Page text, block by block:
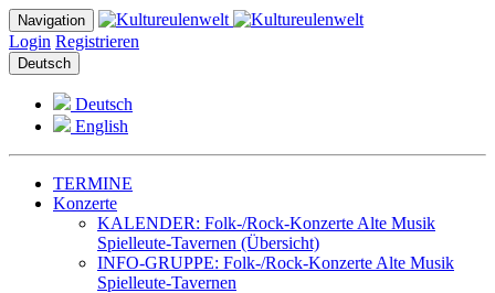
Navigation
Login Registrieren
Deutsch
Deutsch
English
TERMINE
Konzerte
KALENDER: Folk-/Rock-Konzerte Alte Musik
Spielleute-Tavernen (Übersicht)
INFO-GRUPPE: Folk-/Rock-Konzerte Alte Musik
Spielleute-Tavernen